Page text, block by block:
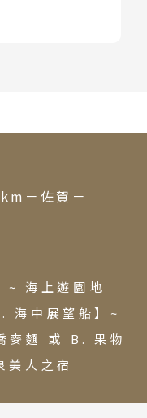
－佐賀－
~ 海上遊園地
海中展望船】~
麥麵 或 B. 果物
美人之宿